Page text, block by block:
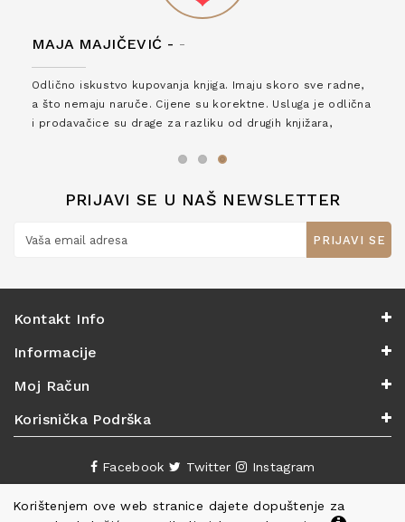
Korištenjem ove web stranice dajete dopuštenje za
MAJA MAJIČEVIĆ - -
Odlično iskustvo kupovanja knjiga. Imaju skoro sve radne,
a što nemaju naruče. Cijene su korektne. Usluga je odlična
i prodavačice su drage za razliku od drugih knjižara,
PRIJAVI SE U NAŠ NEWSLETTER
PRIJAVI SE
Kontakt Info
Informacije
Moj Račun
Korisnička Podrška
Facebook Twitter Instagram